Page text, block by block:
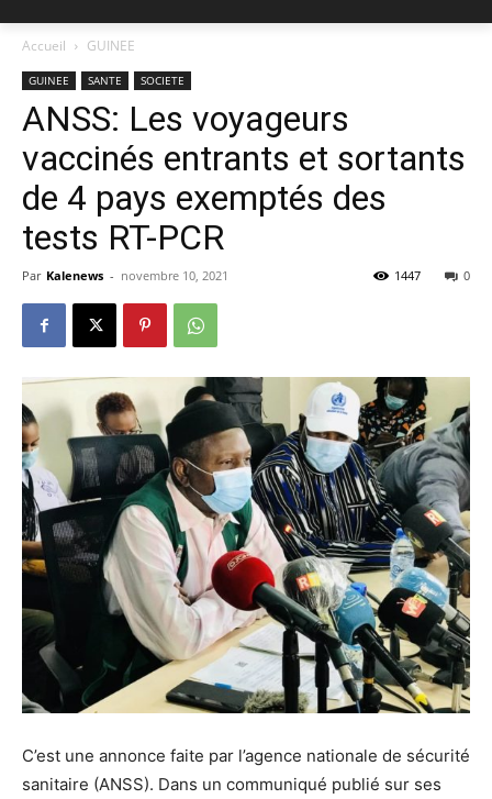
Accueil GUINEE
GUINEE SANTE SOCIETE
ANSS: Les voyageurs
vaccinés entrants et sortants
de 4 pays exemptés des
tests RT-PCR
Par Kalenews - novembre 10, 2021 0
1447
C’est une annonce faite par l’agence nationale de sécurité
sanitaire (ANSS). Dans un communiqué publié sur ses